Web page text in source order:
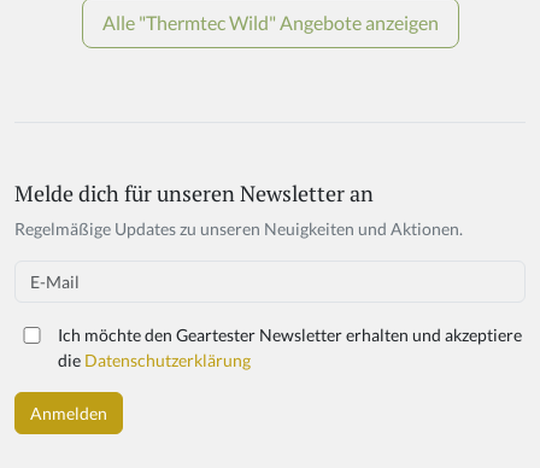
Melde dich für unseren Newsletter an
Regelmäßige Updates zu unseren Neuigkeiten und Aktionen.
Email
Ich möchte den Geartester Newsletter erhalten und akzeptiere
die Datenschutzerklärung